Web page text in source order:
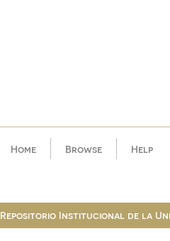
Home Browse Help
Repositorio Institucional de la